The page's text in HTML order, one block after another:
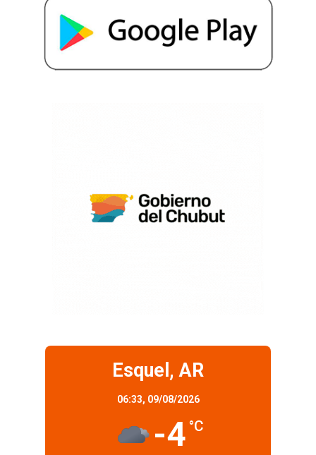
Esquel, AR
06:33, 09/08/2026
-4 °C